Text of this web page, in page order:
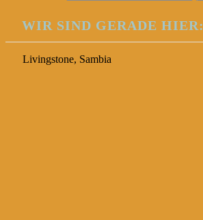
WIR SIND GERADE HIER:
Livingstone, Sambia